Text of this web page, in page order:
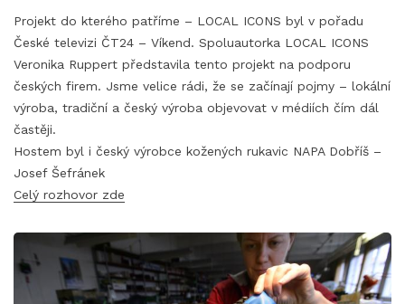
Projekt do kterého patříme – LOCAL ICONS byl v pořadu
České televizi ČT24 – Víkend. Spoluautorka LOCAL ICONS
Veronika Ruppert představila tento projekt na podporu
českých firem. Jsme velice rádi, že se začínají pojmy – lokální
výroba, tradiční a český výroba objevovat v médiích čím dál
častěji.
Hostem byl i český výrobce kožených rukavic NAPA Dobříš –
Josef Šefránek
Celý rozhovor zde